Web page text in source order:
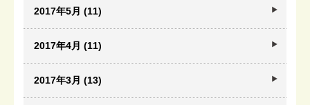
2017年5月 (11)
2017年4月 (11)
2017年3月 (13)